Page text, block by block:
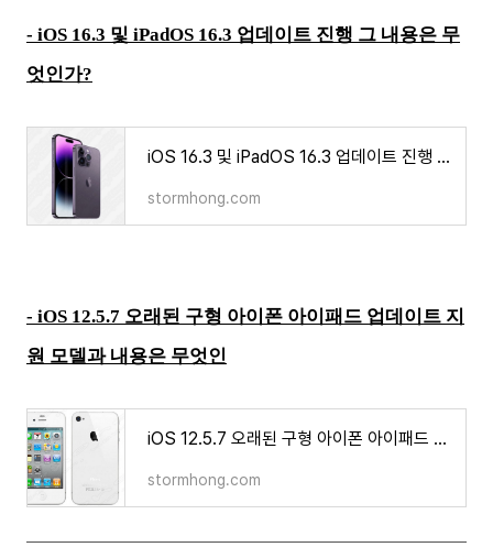
- iOS 16.3 및 iPadOS 16.3 업데이트 진행 그 내용은 무
엇인가?
iOS 16.3 및 iPadOS 16.3 업데이트 진행 그 내용은 무엇인가?
stormhong.com
- iOS 12.5.7 오래된 구형 아이폰 아이패드 업데이트 지
원 모델과 내용은 무엇인
iOS 12.5.7 오래된 구형 아이폰 아이패드 업데이트 지원 모델과 내용은 무엇인가
stormhong.com